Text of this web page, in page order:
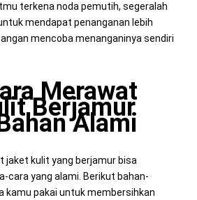
terkena noda pemutih, segeralah
mendapat penanganan lebih
mencoba menanganinya sendiri
Merawat
Berjamur
Alami
jaket kulit yang berjamur bisa
cara yang alami. Berikut bahan-
kamu pakai untuk membersihkan